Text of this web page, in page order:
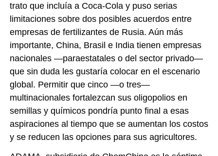
trato que incluía a Coca-Cola y puso serias
limitaciones sobre dos posibles acuerdos entre
empresas de fertilizantes de Rusia. Aún más
importante, China, Brasil e India tienen empresas
nacionales —paraestatales o del sector privado—
que sin duda les gustaría colocar en el escenario
global. Permitir que cinco —o tres—
multinacionales fortalezcan sus oligopolios en
semillas y químicos pondría punto final a esas
aspiraciones al tiempo que se aumentan los costos
y se reducen las opciones para sus agricultores.